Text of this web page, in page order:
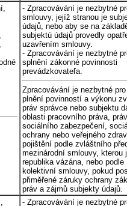
- Zpracovávání je nezbytné
smlouvy, jejíž stranou je
údajů, nebo aby se na
subjektú údajů provedly
uzavřením smlouvy.
- Zpracovávání je nezbytné
splnění zákonné povinnosti
prevádzkovateľa.
Zpracovávání je nezbytné
plnění povinností a výkonu
práv správce nebo subjektu
oblasti pracovního práva,
sociálního zabezpečení,
ochrany nebo veřejného
pojištění podle zvláštního
mezinárodní smlouvy, kterou
republika vázána, nebo podle
kolektivní smlouvy, pokud
přiměřené záruky ochrany
práv a zájmů subjekty údajů.
- Zpracovávání je nezbytné